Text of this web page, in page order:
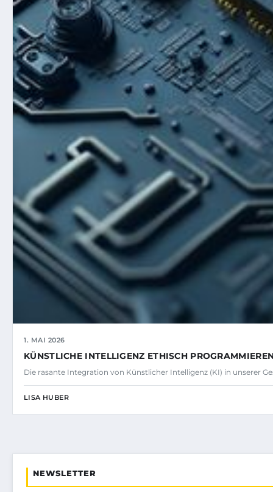
1. MAI 2026
KÜNSTLICHE INTELLIGENZ ETHISCH
Die rasante Integration von Künstlicher Intelligenz (KI) in unserer
LISA HUBER
NEWSLETTER